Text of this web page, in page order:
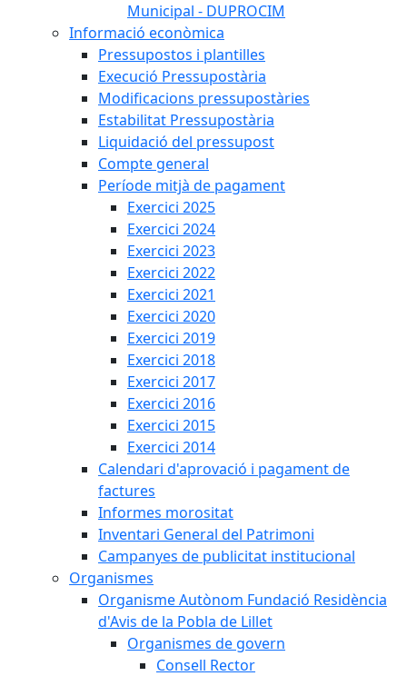
Municipal - DUPROCIM
Informació econòmica
Pressupostos i plantilles
Execució Pressupostària
Modificacions pressupostàries
Estabilitat Pressupostària
Liquidació del pressupost
Compte general
Període mitjà de pagament
Exercici 2025
Exercici 2024
Exercici 2023
Exercici 2022
Exercici 2021
Exercici 2020
Exercici 2019
Exercici 2018
Exercici 2017
Exercici 2016
Exercici 2015
Exercici 2014
Calendari d'aprovació i pagament de
factures
Informes morositat
Inventari General del Patrimoni
Campanyes de publicitat institucional
Organismes
Organisme Autònom Fundació Residència
d'Avis de la Pobla de Lillet
Organismes de govern
Consell Rector